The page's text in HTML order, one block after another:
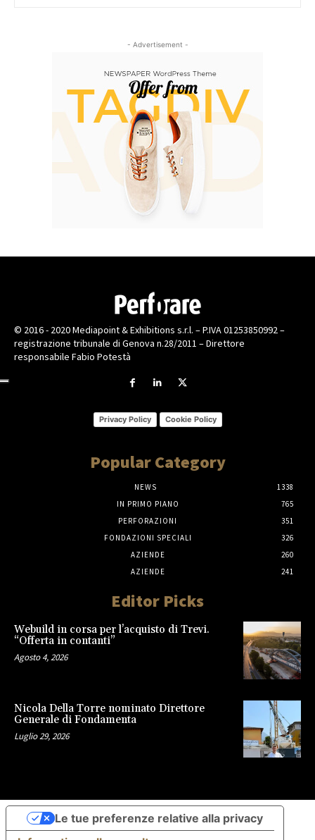
- Advertisement -
© 2016 - 2020 Mediapoint & Exhibitions s.r.l. – P.IVA 01253850992 –
registrazione tribunale di Genova n.28/2011 – Direttore
responsabile Fabio Potestà
Privacy Policy Cookie Policy
Popular Category
NEWS
1338
IN PRIMO PIANO
765
PERFORAZIONI
351
FONDAZIONI SPECIALI
326
AZIENDE
260
AZIENDE
241
Editor Picks
Webuild in corsa per l’acquisto di Trevi.
“Offerta in contanti”
Agosto 4, 2026
Nicola Della Torre nominato Direttore
Generale di Fondamenta
Luglio 29, 2026
Le tue preferenze relative alla privacy